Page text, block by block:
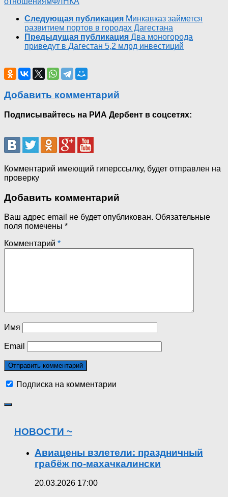
Следующая публикация Минкавказ займется
развитием портов в городах Дагестана
Предыдущая публикация Два моногорода
приведут в Дагестан 5,2 млрд инвестиций
Добавить комментарий
Подписывайтесь на РИА Дербент в соцсетях:
Комментарий имеющий гиперссылку, будет отправлен на
проверку
Добавить комментарий
Ваш адрес email не будет опубликован. Обязательные
поля помечены *
Комментарий *
Имя
Email
Подписка на комментарии
НОВОСТИ ~
Авиацены взлетели: праздничный
грабёж по-махачкалински
20.03.2026 17:00